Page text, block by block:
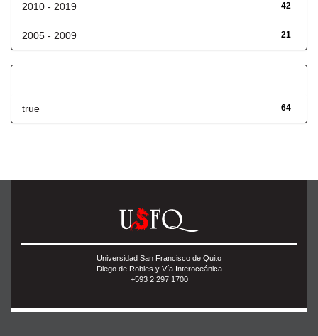
42
2010 - 2019
21
2005 - 2009
64
true
Universidad San Francisco de Quito
Diego de Robles y Vía Interoceánica
+593 2 297 1700